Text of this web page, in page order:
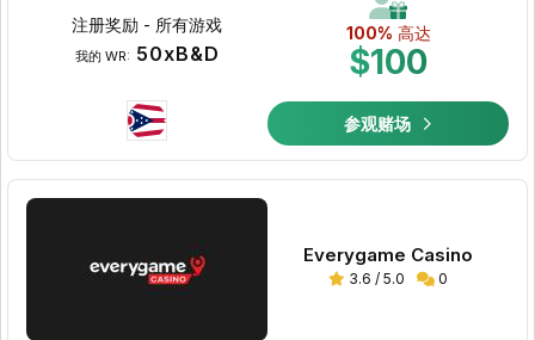
100% 高达
$100
注册奖励 - 所有游戏
我的 WR: 50xB&D
参观赌场
Everygame Casino
3.6 / 5.0 0